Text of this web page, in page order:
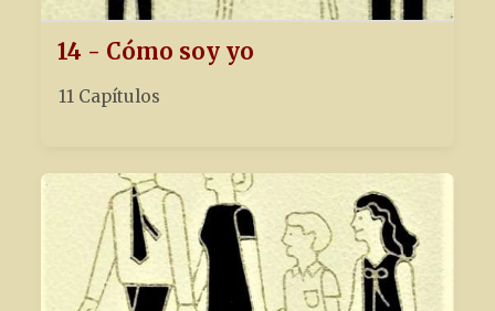
14 - Cómo soy yo
11 Capítulos